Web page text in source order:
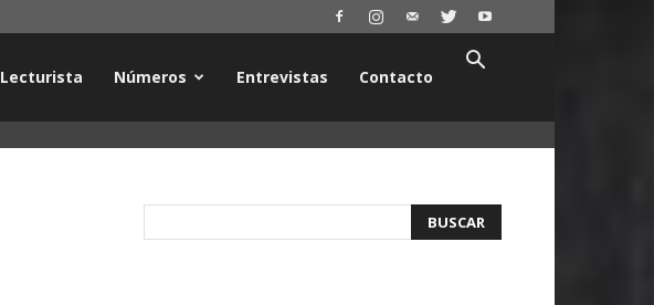
Lecturista Números Entrevistas Contacto